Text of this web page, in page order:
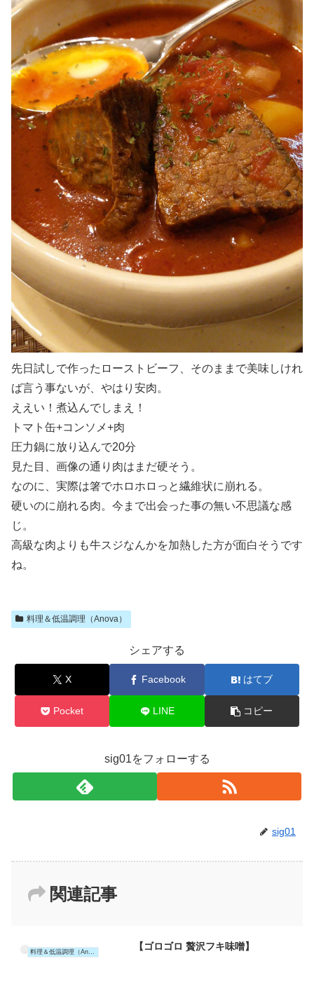
先日試しで作ったローストビーフ、そのままで美味しけれ
ば言う事ないが、やはり安肉。
ええい！煮込んでしまえ！
トマト缶+コンソメ+肉
圧力鍋に放り込んで20分
見た目、画像の通り肉はまだ硬そう。
なのに、実際は箸でホロホロっと繊維状に崩れる。
硬いのに崩れる肉。今まで出会った事の無い不思議な感
じ。
高級な肉よりも牛スジなんかを加熱した方が面白そうです
ね。
料理＆低温調理（Anova）
シェアする
X Facebook はてブ
Pocket LINE コピー
sig01をフォローする
sig01
関連記事
料理＆低温調理（Anova） 【ゴロゴロ 贅沢フキ味噌】